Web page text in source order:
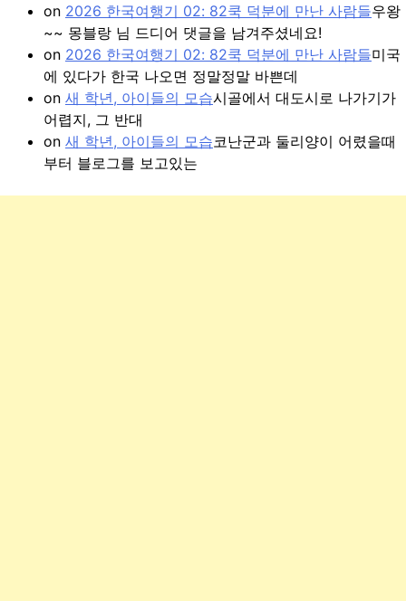
on 2026 한국여행기 02: 82쿡 덕분에 만난 사람들우왕
~~ 몽블랑 님 드디어 댓글을 남겨주셨네요!
on 2026 한국여행기 02: 82쿡 덕분에 만난 사람들미국
에 있다가 한국 나오면 정말정말 바쁜데
on 새 학년, 아이들의 모습시골에서 대도시로 나가기가
어렵지, 그 반대
on 새 학년, 아이들의 모습코난군과 둘리양이 어렸을때
부터 블로그를 보고있는